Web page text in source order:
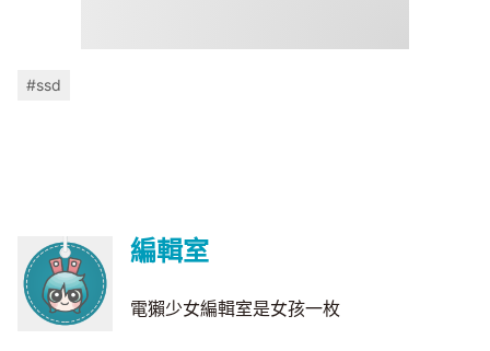
#ssd
編輯室
電獺少女編輯室是女孩一枚